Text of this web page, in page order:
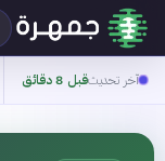
تحديث قبل 8 دقائق